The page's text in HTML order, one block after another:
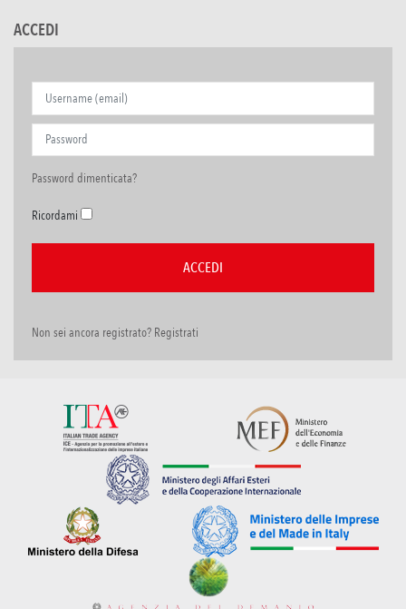
ACCEDI
Password dimenticata?
Ricordami
Non sei ancora registrato? Registrati